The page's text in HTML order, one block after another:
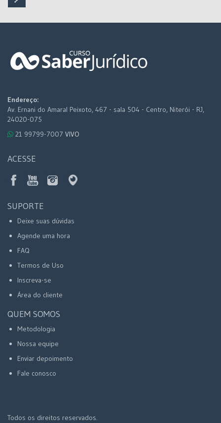
Endereço:
Av. Ernani do Amaral Peixoto, 467 - sala 504 - Centro, Niterói - RJ,
24020-075
21 99799-7007 VIVO
ACESSE
SUPORTE
Deixe suas dúvidas
Agende uma hora
FAQ
Termos de Uso
Inscreva-se
Área do cliente
QUEM SOMOS
Metodologia
Nossa equipe
Enviar depoimento
Fale conosco
Todos os direitos reservados.